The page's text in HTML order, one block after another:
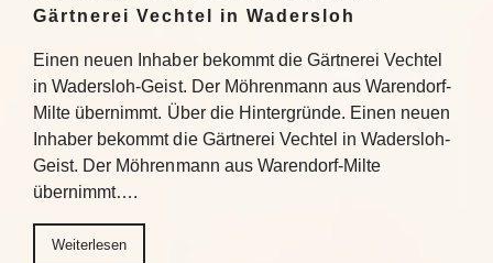
Gärtnerei Vechtel in Wadersloh
Einen neuen Inhaber bekommt die Gärtnerei Vechtel
in Wadersloh-Geist. Der Möhrenmann aus Warendorf-
Milte übernimmt. Über die Hintergründe. Einen neuen
Inhaber bekommt die Gärtnerei Vechtel in Wadersloh-
Geist. Der Möhrenmann aus Warendorf-Milte
übernimmt….
Weiterlesen